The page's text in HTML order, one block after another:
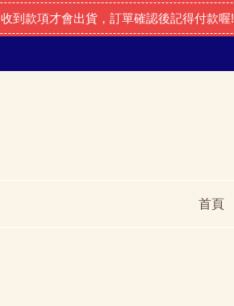
收到款項才會出貨，訂單確認後記得付款喔!
首頁